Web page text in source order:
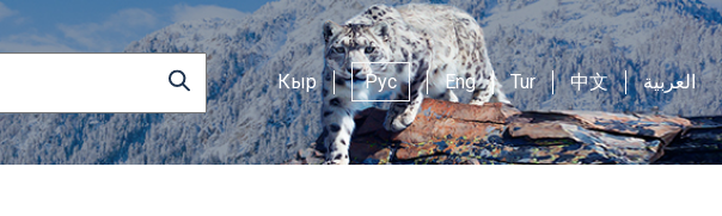
Кыр Рус Eng Tur 中文 العربية